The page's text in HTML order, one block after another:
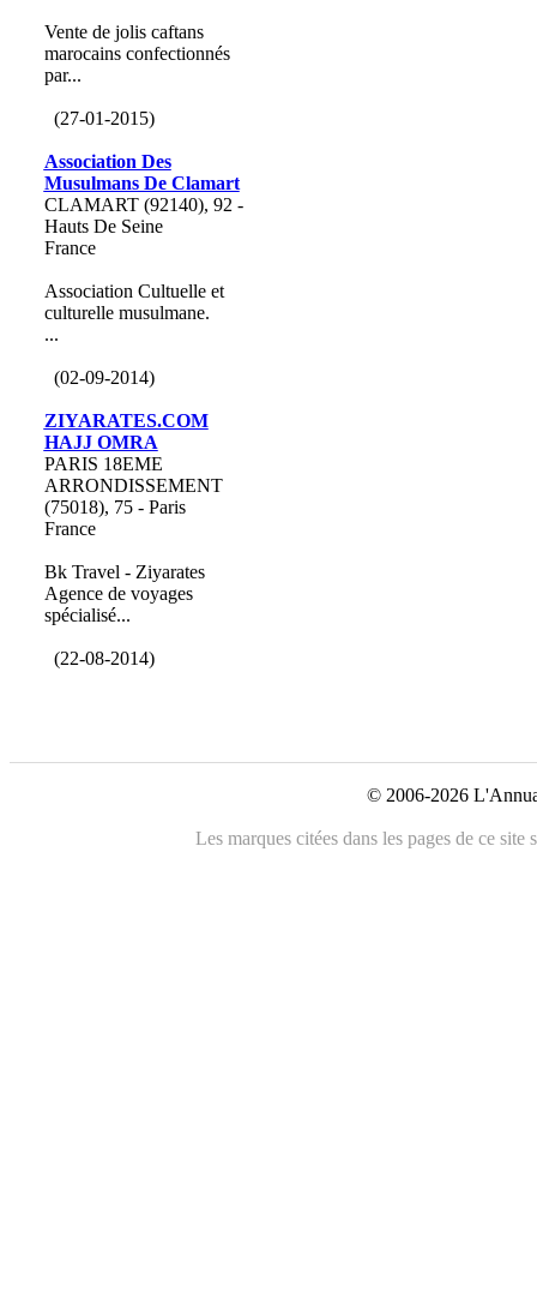
Vente de jolis caftans
marocains confectionnés
par...
(27-01-2015)
Association Des
Musulmans De Clamart
CLAMART (92140), 92 -
Hauts De Seine
France
Association Cultuelle et
culturelle musulmane.
...
(02-09-2014)
ZIYARATES.COM
HAJJ OMRA
PARIS 18EME
ARRONDISSEMENT
(75018), 75 - Paris
France
Bk Travel - Ziyarates
Agence de voyages
spécialisé...
(22-08-2014)
© 2006-2026
Les marques citées dans les pages de ce